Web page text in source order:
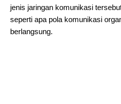
jenis jaringan komunikasi
seperti apa pola komunikasi
berlangsung.